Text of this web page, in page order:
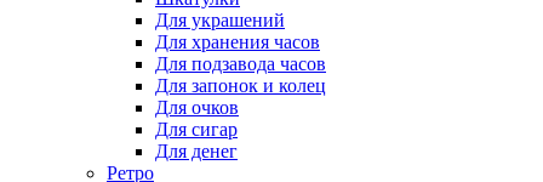
Для украшений
Для хранения часов
Для подзавода часов
Для запонок и колец
Для очков
Для сигар
Для денег
Ретро